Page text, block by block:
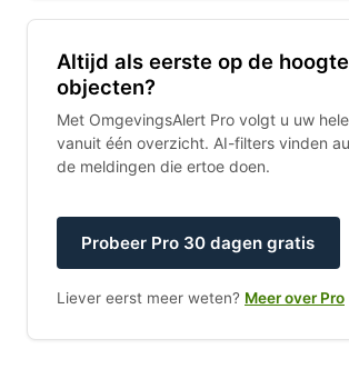
Altijd als eerste op de
objecten?
Met OmgevingsAlert Pro volgt u uw
vanuit één overzicht. AI-filters vinden
de meldingen die ertoe doen.
Probeer Pro 30 dagen gratis
Liever eerst meer weten? Meer over Pro